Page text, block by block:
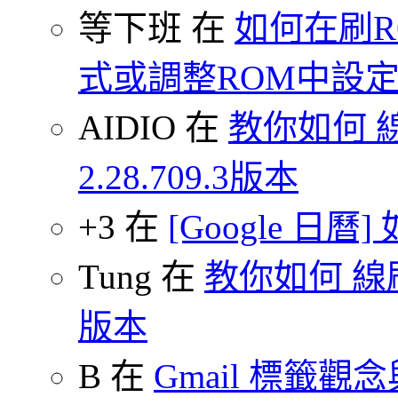
等下班 在 如何在刷
式或調整ROM中設
AIDIO 在 教你如何
2.28.709.3版本
+3 在 [Google 日曆]
Tung 在 教你如何 線
版本
B 在 Gmail 標籤觀